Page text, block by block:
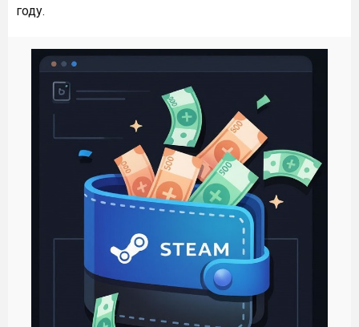
году.